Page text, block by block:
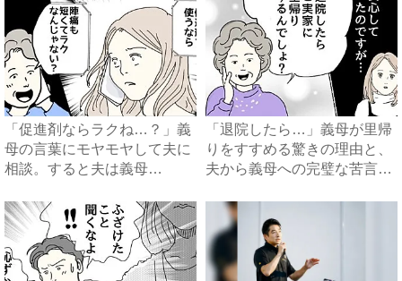
「促進剤ならラクね…？」義
母の言葉にモヤモヤして夫に
相談。すると夫は義母
「退院したら…」義母が里帰
りをすすめる驚きの理由と、
夫から義母への完璧な苦言